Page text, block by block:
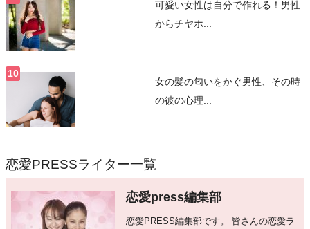
可愛い女性は自分で作れる！男性
からチヤホ...
女の髪の匂いをかぐ男性、その時
の彼の心理...
恋愛PRESSライター一覧
恋愛press編集部
恋愛PRESS編集部です。 皆さんの恋愛ラ